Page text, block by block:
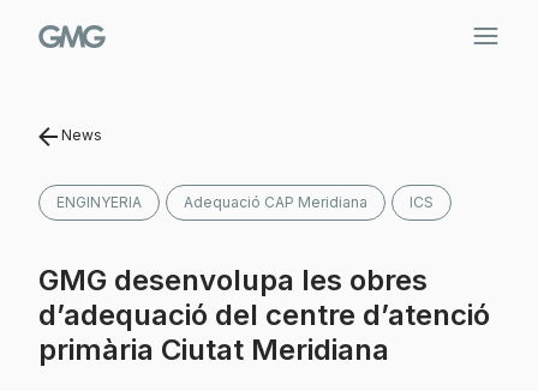
News
ENGINYERIA Adequació CAP Meridiana ICS
GMG desenvolupa les obres
d’adequació del centre d’atenció
primària Ciutat Meridiana